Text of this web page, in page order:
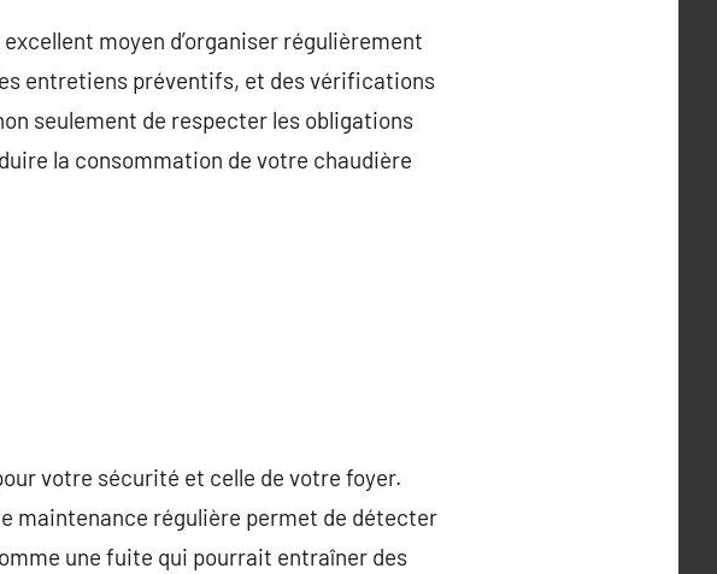
moyen d’organiser régulièrement
entretiens préventifs, et des vérifications
seulement de respecter les obligations
la consommation de votre chaudière
votre sécurité et celle de votre foyer.
maintenance régulière permet de détecter
une fuite qui pourrait entraîner des